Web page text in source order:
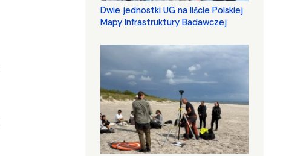
Dwie jednostki UG na liście Polskiej
Mapy Infrastruktury Badawczej